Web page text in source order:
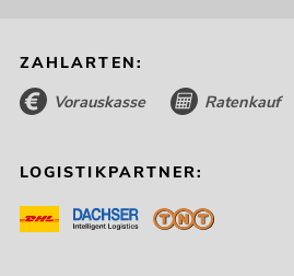
ZAHLARTEN:
Vorauskasse Ratenkauf
LOGISTIKPARTNER: